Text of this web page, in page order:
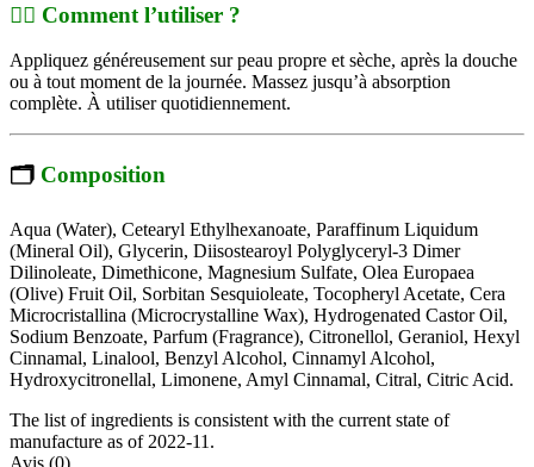
🧖‍♀️ Comment l’utiliser ?
Appliquez généreusement sur peau propre et sèche, après la douche
ou à tout moment de la journée. Massez jusqu’à absorption
complète. À utiliser quotidiennement.
🗂️ Composition
Aqua (Water), Cetearyl Ethylhexanoate, Paraffinum Liquidum
(Mineral Oil), Glycerin, Diisostearoyl Polyglyceryl-3 Dimer
Dilinoleate, Dimethicone, Magnesium Sulfate, Olea Europaea
(Olive) Fruit Oil, Sorbitan Sesquioleate, Tocopheryl Acetate, Cera
Microcristallina (Microcrystalline Wax), Hydrogenated Castor Oil,
Sodium Benzoate, Parfum (Fragrance), Citronellol, Geraniol, Hexyl
Cinnamal, Linalool, Benzyl Alcohol, Cinnamyl Alcohol,
Hydroxycitronellal, Limonene, Amyl Cinnamal, Citral, Citric Acid.
The list of ingredients is consistent with the current state of
manufacture as of 2022-11.
Avis (0)